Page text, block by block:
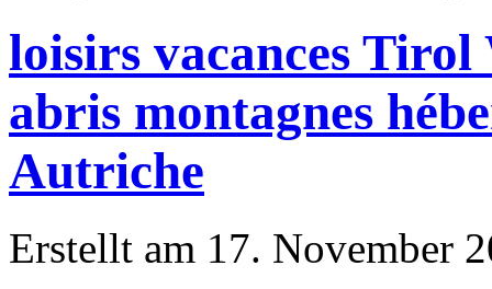
loisirs vacances Tirol
abris montagnes
Autriche
Erstellt am 17. November